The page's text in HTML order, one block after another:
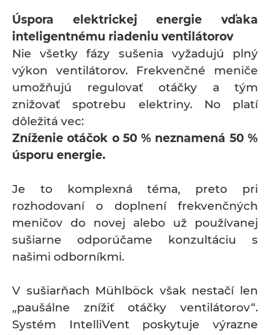
Úspora elektrickej energie vďaka
inteligentnému riadeniu ventilátorov
Nie všetky fázy sušenia vyžadujú plný
výkon ventilátorov. Frekvenčné meniče
umožňujú regulovať otáčky a tým
znižovať spotrebu elektriny. No platí
dôležitá vec:
Zníženie otáčok o 50 % neznamená 50 %
úsporu energie.
Je to komplexná téma, preto pri
rozhodovaní o doplnení frekvenčných
meničov do novej alebo už používanej
sušiarne odporúčame konzultáciu s
našimi odborníkmi.
V sušiarňach Mühlböck však nestačí len
„paušálne znížiť otáčky ventilátorov“.
Systém IntelliVent poskytuje výrazne